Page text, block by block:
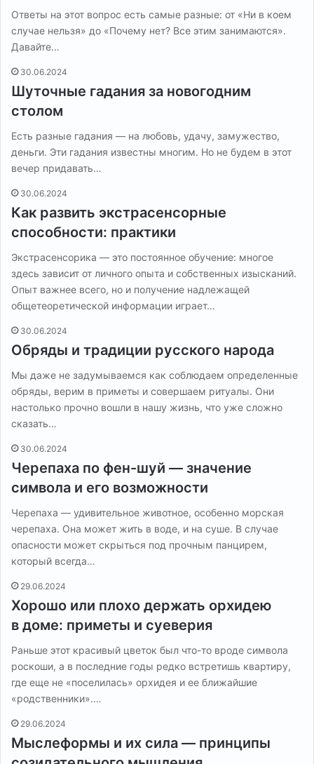
Ответы на этот вопрос есть самые разные: от «Ни в коем
случае нельзя» до «Почему нет? Все этим занимаются».
Давайте…
30.06.2024
Шуточные гадания за новогодним
столом
Есть разные гадания — на любовь, удачу, замужество,
деньги. Эти гадания известны многим. Но не будем в этот
вечер придавать…
30.06.2024
Как развить экстрасенсорные
способности: практики
Экстрасенсорика — это постоянное обучение: многое
здесь зависит от личного опыта и собственных изысканий.
Опыт важнее всего, но и получение надлежащей
общетеоретической информации играет…
30.06.2024
Обряды и традиции русского народа
Мы даже не задумываемся как соблюдаем определенные
обряды, верим в приметы и совершаем ритуалы. Они
настолько прочно вошли в нашу жизнь, что уже сложно
сказать…
30.06.2024
Черепаха по фен-шуй — значение
символа и его возможности
Черепаха — удивительное животное, особенно морская
черепаха. Она может жить в воде, и на суше. В случае
опасности может скрыться под прочным панцирем,
который всегда…
29.06.2024
Хорошо или плохо держать орхидею
в доме: приметы и суеверия
Раньше этот красивый цветок был что-то вроде символа
роскоши, а в последние годы редко встретишь квартиру,
где еще не «поселилась» орхидея и ее ближайшие
«родственники».…
29.06.2024
Мыслеформы и их сила — принципы